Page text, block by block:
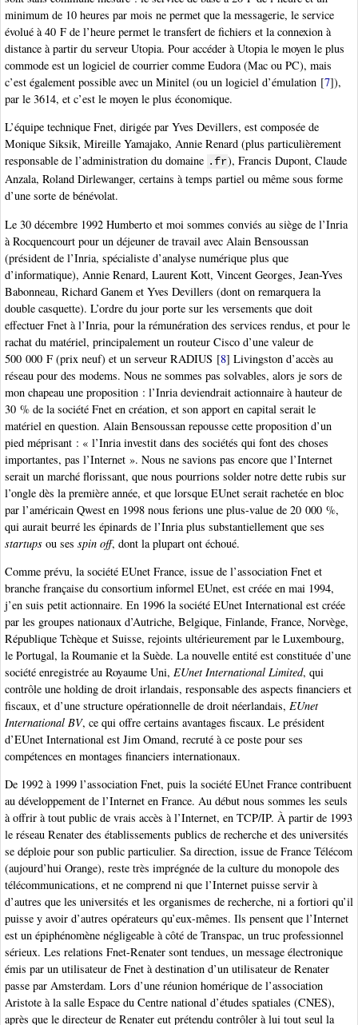
minimum de 10 heures par mois ne permet que la messagerie, le service
évolué à 40 F de l’heure permet le transfert de fichiers et la connexion à
distance à partir du serveur Utopia. Pour accéder à Utopia le moyen le plus
commode est un logiciel de courrier comme Eudora (Mac ou PC), mais
c’est également possible avec un Minitel (ou un logiciel d’émulation [7]),
par le 3614, et c’est le moyen le plus économique.
L’équipe technique Fnet, dirigée par Yves Devillers, est composée de
Monique Siksik, Mireille Yamajako, Annie Renard (plus particulièrement
responsable de l’administration du domaine .fr), Francis Dupont, Claude
Anzala, Roland Dirlewanger, certains à temps partiel ou même sous forme
d’une sorte de bénévolat.
Le 30 décembre 1992 Humberto et moi sommes conviés au siège de l’Inria
à Rocquencourt pour un déjeuner de travail avec Alain Bensoussan
(président de l’Inria, spécialiste d’analyse numérique plus que
d’informatique), Annie Renard, Laurent Kott, Vincent Georges, Jean-Yves
Babonneau, Richard Ganem et Yves Devillers (dont on remarquera la
double casquette). L’ordre du jour porte sur les versements que doit
effectuer Fnet à l’Inria, pour la rémunération des services rendus, et pour le
rachat du matériel, principalement un routeur Cisco d’une valeur de
500 000 F (prix neuf) et un serveur RADIUS [8] Livingston d’accès au
réseau pour des modems. Nous ne sommes pas solvables, alors je sors de
mon chapeau une proposition : l’Inria deviendrait actionnaire à hauteur de
30 % de la société Fnet en création, et son apport en capital serait le
matériel en question. Alain Bensoussan repousse cette proposition d’un
pied méprisant : « l’Inria investit dans des sociétés qui font des choses
importantes, pas l’Internet ». Nous ne savions pas encore que l’Internet
serait un marché florissant, que nous pourrions solder notre dette rubis sur
l’ongle dès la première année, et que lorsque EUnet serait rachetée en bloc
par l’américain Qwest en 1998 nous ferions une plus-value de 20 000 %,
qui aurait beurré les épinards de l’Inria plus substantiellement que ses
startups ou ses spin off, dont la plupart ont échoué.
Comme prévu, la société EUnet France, issue de l’association Fnet et
branche française du consortium informel EUnet, est créée en mai 1994,
j’en suis petit actionnaire. En 1996 la société EUnet International est créée
par les groupes nationaux d’Autriche, Belgique, Finlande, France, Norvège,
République Tchèque et Suisse, rejoints ultérieurement par le Luxembourg,
le Portugal, la Roumanie et la Suède. La nouvelle entité est constituée d’une
société enregistrée au Royaume Uni, EUnet International Limited, qui
contrôle une holding de droit irlandais, responsable des aspects financiers et
fiscaux, et d’une structure opérationnelle de droit néerlandais, EUnet
International BV, ce qui offre certains avantages fiscaux. Le président
d’EUnet International est Jim Omand, recruté à ce poste pour ses
compétences en montages financiers internationaux.
De 1992 à 1999 l’association Fnet, puis la société EUnet France contribuent
au développement de l’Internet en France. Au début nous sommes les seuls
à offrir à tout public de vrais accès à l’Internet, en TCP/IP. À partir de 1993
le réseau Renater des établissements publics de recherche et des universités
se déploie pour son public particulier. Sa direction, issue de France Télécom
(aujourd’hui Orange), reste très imprégnée de la culture du monopole des
télécommunications, et ne comprend ni que l’Internet puisse servir à
d’autres que les universités et les organismes de recherche, ni a fortiori qu’il
puisse y avoir d’autres opérateurs qu’eux-mêmes. Ils pensent que l’Internet
est un épiphénomène négligeable à côté de Transpac, un truc professionnel
sérieux. Les relations Fnet-Renater sont tendues, un message électronique
émis par un utilisateur de Fnet à destination d’un utilisateur de Renater
passe par Amsterdam. Lors d’une réunion homérique de l’association
Aristote à la salle Espace du Centre national d’études spatiales (CNES),
après que le directeur de Renater eut prétendu contrôler à lui tout seul la